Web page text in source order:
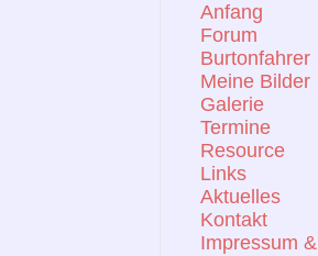
Anfang
Forum
Burtonfahrer
Meine Bilder
Galerie
Termine
Resource
Links
Aktuelles
Kontakt
Impressum &